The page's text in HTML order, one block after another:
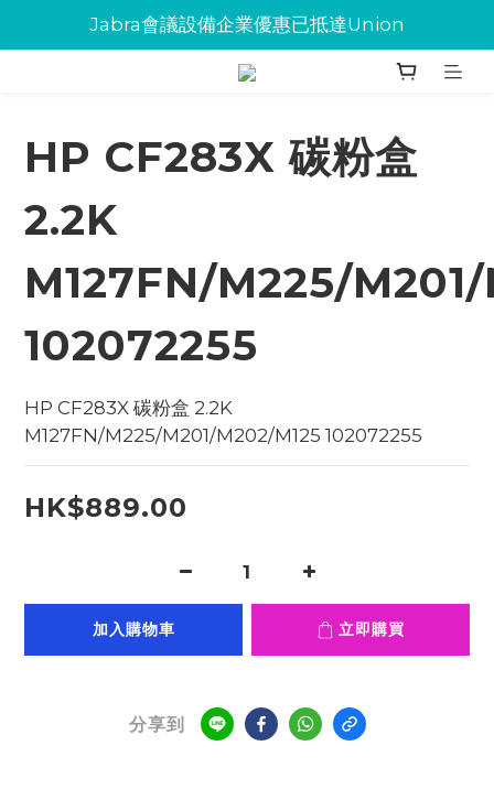
Jabra會議設備企業優惠已抵達Union
Jabra會議設備企業優惠已抵達Union
環保碳粉歡迎大量下單
HP CF283X 碳粉盒
2.2K
M127FN/M225/
102072255
HP CF283X 碳粉盒 2.2K
M127FN/M225/M201/M202/M125 102072255
HK$889.00
加入購物車 立即購買
分享到